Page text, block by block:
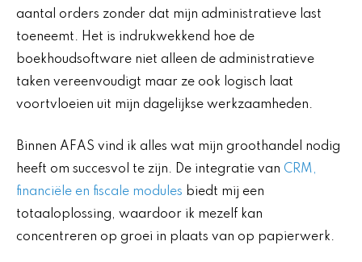
aantal orders zonder dat mijn administratieve last
toeneemt. Het is indrukwekkend hoe de
boekhoudsoftware niet alleen de administratieve
taken vereenvoudigt maar ze ook logisch laat
voortvloeien uit mijn dagelijkse werkzaamheden.
Binnen AFAS vind ik alles wat mijn groothandel nodig
heeft om succesvol te zijn. De integratie van CRM,
financiële en fiscale modules biedt mij een
totaaloplossing, waardoor ik mezelf kan
concentreren op groei in plaats van op papierwerk.